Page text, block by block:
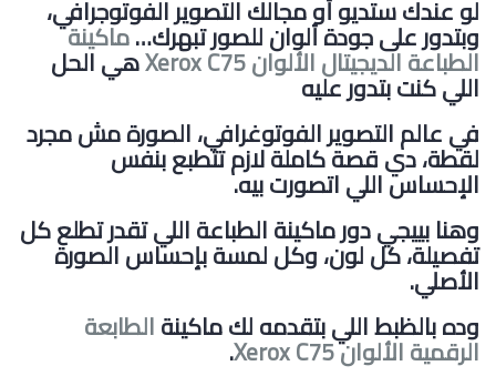
لو عندك ستديو أو مجالك التصوير الفوتوجرافي،
وبتدور على جودة ألوان للصور تبهرك…ماكينة
الطباعة الديجيتال الألوان Xerox C75 هي الحل
اللي كنت بتدور عليه
في عالم التصوير الفوتوغرافي، الصورة مش مجرد
لقطة، ديقصة كاملةلازم تتطبع بنفس
الإحساس اللي اتصورت بيه.
وهنا بييجي دور ماكينة الطباعة اللي تقدر تطلع كل
تفصيلة، كل لون، وكل لمسة بإحساس الصورة
الأصلي.
وده بالظبط اللي بتقدمه لك ماكينةالطابعة
الرقمية الألوان Xerox C75 .